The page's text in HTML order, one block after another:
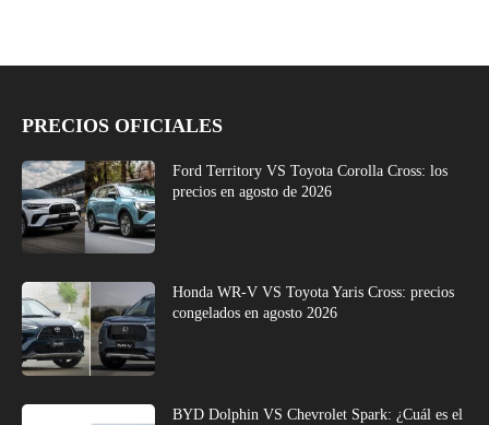
PRECIOS OFICIALES
Ford Territory VS Toyota Corolla Cross: los
precios en agosto de 2026
Honda WR-V VS Toyota Yaris Cross: precios
congelados en agosto 2026
BYD Dolphin VS Chevrolet Spark: ¿Cuál es el